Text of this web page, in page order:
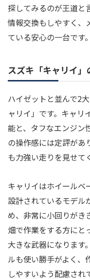
探してみるのが王道と
情報交換もしやすく、
ている安心の一台です。
スズキ「キャリイ
ハイゼットと並んで2
ャリイ」です。キャリ
能と、タフなエンジン
の操作感には定評があ
も力強い走りを見せて
キャリイはホイールベ
設計されているモデル
め、非常に小回りがき
畑で作業をする方にと
大きな武器になります
ルも使い勝手がよく、
しやすいよう配慮され